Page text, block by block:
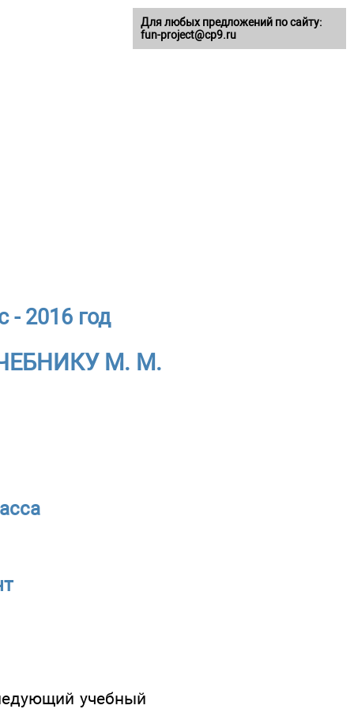
- 2016 год
М. М.
учебный
Для любых предложений по сайту:
fun-project@cp9.ru